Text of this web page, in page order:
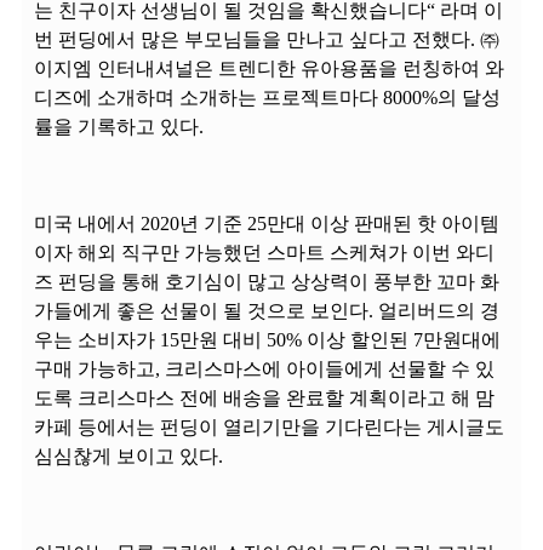
는 친구이자 선생님이 될 것임을 확신했습니다“ 라며 이
번 펀딩에서 많은 부모님들을 만나고 싶다고 전했다. ㈜
이지엠 인터내셔널은 트렌디한 유아용품을 런칭하여 와
디즈에 소개하며 소개하는 프로젝트마다 8000%의 달성
률을 기록하고 있다.
미국 내에서 2020년 기준 25만대 이상 판매된 핫 아이템
이자 해외 직구만 가능했던 스마트 스케쳐가 이번 와디
즈 펀딩을 통해 호기심이 많고 상상력이 풍부한 꼬마 화
가들에게 좋은 선물이 될 것으로 보인다. 얼리버드의 경
우는 소비자가 15만원 대비 50% 이상 할인된 7만원대에
구매 가능하고, 크리스마스에 아이들에게 선물할 수 있
도록 크리스마스 전에 배송을 완료할 계획이라고 해 맘
카페 등에서는 펀딩이 열리기만을 기다린다는 게시글도
심심찮게 보이고 있다.